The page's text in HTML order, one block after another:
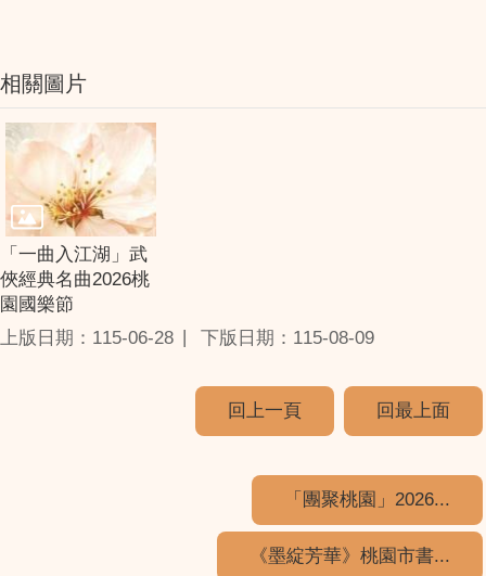
相關圖片
「一曲入江湖」武
俠經典名曲2026桃
園國樂節
上版日期：115-06-28
下版日期：115-08-09
回上一頁 回最上面
「團聚桃園」2026...
《墨綻芳華》桃園市書...